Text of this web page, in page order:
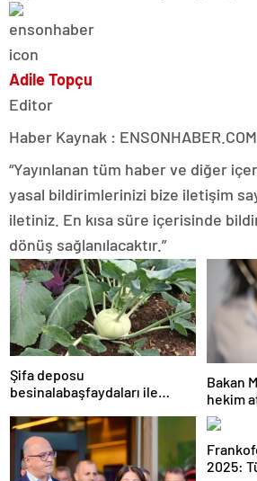
Adile Topçu
Editor
Haber Kaynak : ENSONHABER.COM
“Yayınlanan tüm haber ve diğer
yasal bildirimlerinizi bize iletişim
iletiniz. En kısa süre içerisinde
dönüş sağlanılacaktır.”
Şifa deposu
besinalabaşfaydaları ile
koruyan mucize besin
alabaş…
Bakan
hekim
2025: